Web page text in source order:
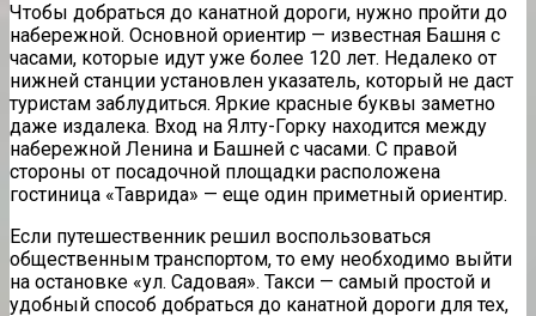
Чтобы добраться до канатной дороги, нужно пройти до
набережной. Основной ориентир — известная Башня с
часами, которые идут уже более 120 лет. Недалеко от
нижней станции установлен указатель, который не даст
туристам заблудиться. Яркие красные буквы заметно
даже издалека. Вход на Ялту-Горку находится между
набережной Ленина и Башней с часами. С правой
стороны от посадочной площадки расположена
гостиница «Таврида» — еще один приметный ориентир.
Если путешественник решил воспользоваться
общественным транспортом, то ему необходимо выйти
на остановке «ул. Садовая». Такси — самый простой и
удобный способ добраться до канатной дороги для тех,